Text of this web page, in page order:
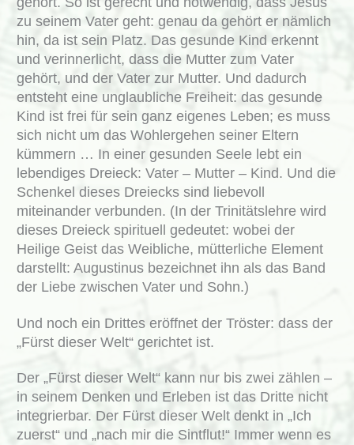
zu seinem Vater geht: genau da gehört er nämlich
hin, da ist sein Platz. Das gesunde Kind erkennt
und verinnerlicht, dass die Mutter zum Vater
gehört, und der Vater zur Mutter. Und dadurch
entsteht eine unglaubliche Freiheit: das gesunde
Kind ist frei für sein ganz eigenes Leben; es muss
sich nicht um das Wohlergehen seiner Eltern
kümmern … In einer gesunden Seele lebt ein
lebendiges Dreieck: Vater – Mutter – Kind. Und die
Schenkel dieses Dreiecks sind liebevoll
miteinander verbunden. (In der Trinitätslehre wird
dieses Dreieck spirituell gedeutet: wobei der
Heilige Geist das Weibliche, mütterliche Element
darstellt: Augustinus bezeichnet ihn als das Band
der Liebe zwischen Vater und Sohn.)
Und noch ein Drittes eröffnet der Tröster: dass der
„Fürst dieser Welt“ gerichtet ist.
Der „Fürst dieser Welt“ kann nur bis zwei zählen –
in seinem Denken und Erleben ist das Dritte nicht
integrierbar. Der Fürst dieser Welt denkt in „Ich
zuerst“ und „nach mir die Sintflut!“ Immer wenn es